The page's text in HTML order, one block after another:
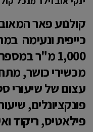
קולנוע פאר
כייפית ונעימה
1,000 מ"ר
מכשירי כושר,
עצום של שיעורי
פונקציונלים,
פילאטיס, ריקוד